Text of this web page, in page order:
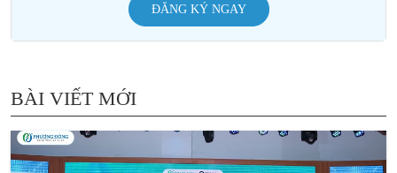
ĐĂNG KÝ NGAY
BÀI VIẾT MỚI